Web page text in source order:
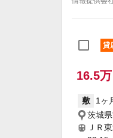
貸
16.5万
敷 1ヶ
茨城
ＪＲ